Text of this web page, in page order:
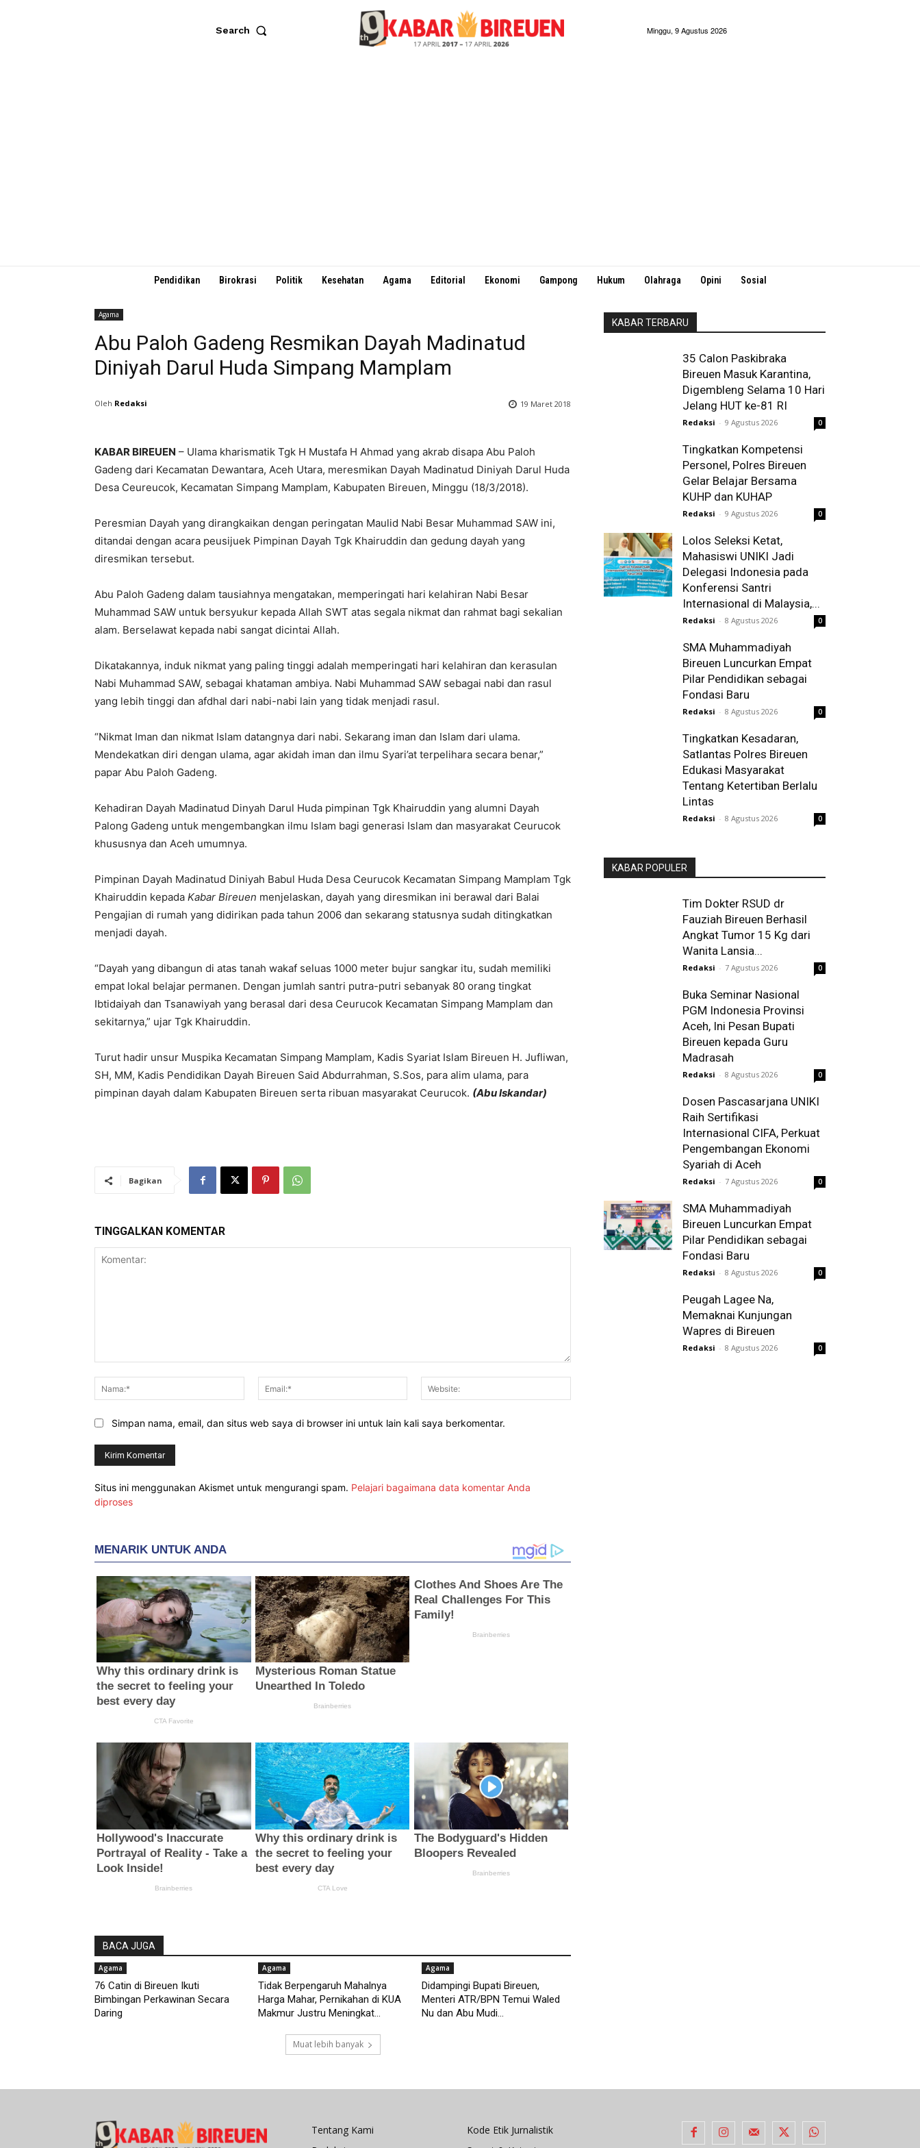
Search Minggu, 9 Agustus 2026
Pendidikan Birokrasi Politik Kesehatan Agama Editorial Ekonomi Gampong Hukum Olahraga Opini Sosial
Agama
Abu Paloh Gadeng Resmikan Dayah Madinatud
Diniyah Darul Huda Simpang Mamplam
Oleh Redaksi 19 Maret 2018
KABAR BIREUEN – Ulama kharismatik Tgk H Mustafa H Ahmad yang akrab disapa Abu Paloh
Gadeng dari Kecamatan Dewantara, Aceh Utara, meresmikan Dayah Madinatud Diniyah Darul Huda
Desa Ceureucok, Kecamatan Simpang Mamplam, Kabupaten Bireuen, Minggu (18/3/2018).
Peresmian Dayah yang dirangkaikan dengan peringatan Maulid Nabi Besar Muhammad SAW ini,
ditandai dengan acara peusijuek Pimpinan Dayah Tgk Khairuddin dan gedung dayah yang
diresmikan tersebut.
Abu Paloh Gadeng dalam tausiahnya mengatakan, memperingati hari kelahiran Nabi Besar
Muhammad SAW untuk bersyukur kepada Allah SWT atas segala nikmat dan rahmat bagi sekalian
alam. Berselawat kepada nabi sangat dicintai Allah.
Dikatakannya, induk nikmat yang paling tinggi adalah memperingati hari kelahiran dan kerasulan
Nabi Muhammad SAW, sebagai khataman ambiya. Nabi Muhammad SAW sebagai nabi dan rasul
yang lebih tinggi dan afdhal dari nabi-nabi lain yang tidak menjadi rasul.
“Nikmat Iman dan nikmat Islam datangnya dari nabi. Sekarang iman dan Islam dari ulama.
Mendekatkan diri dengan ulama, agar akidah iman dan ilmu Syari’at terpelihara secara benar,”
papar Abu Paloh Gadeng.
Kehadiran Dayah Madinatud Dinyah Darul Huda pimpinan Tgk Khairuddin yang alumni Dayah
Palong Gadeng untuk mengembangkan ilmu Islam bagi generasi Islam dan masyarakat Ceurucok
khususnya dan Aceh umumnya.
Pimpinan Dayah Madinatud Diniyah Babul Huda Desa Ceurucok Kecamatan Simpang Mamplam Tgk
Khairuddin kepada Kabar Bireuen menjelaskan, dayah yang diresmikan ini berawal dari Balai
Pengajian di rumah yang didirikan pada tahun 2006 dan sekarang statusnya sudah ditingkatkan
menjadi dayah.
“Dayah yang dibangun di atas tanah wakaf seluas 1000 meter bujur sangkar itu, sudah memiliki
empat lokal belajar permanen. Dengan jumlah santri putra-putri sebanyak 80 orang tingkat
Ibtidaiyah dan Tsanawiyah yang berasal dari desa Ceurucok Kecamatan Simpang Mamplam dan
sekitarnya,” ujar Tgk Khairuddin.
Turut hadir unsur Muspika Kecamatan Simpang Mamplam, Kadis Syariat Islam Bireuen H. Jufliwan,
SH, MM, Kadis Pendidikan Dayah Bireuen Said Abdurrahman, S.Sos, para alim ulama, para
pimpinan dayah dalam Kabupaten Bireuen serta ribuan masyarakat Ceurucok. (Abu Iskandar)
Bagikan
TINGGALKAN KOMENTAR
Nama:*
Email:*
Simpan nama, email, dan situs web saya di browser ini untuk lain kali saya berkomentar.
Situs ini menggunakan Akismet untuk mengurangi spam. Pelajari bagaimana data komentar Anda
diproses
BACA JUGA
Agama
76 Catin di Bireuen Ikuti
Bimbingan Perkawinan Secara
Daring
Agama
Tidak Berpengaruh Mahalnya
Harga Mahar, Pernikahan di KUA
Makmur Justru Meningkat...
Agama
Didampingi Bupati Bireuen,
Menteri ATR/BPN Temui Waled
Nu dan Abu Mudi...
Muat lebih banyak
KABAR TERBARU
35 Calon Paskibraka
Bireuen Masuk Karantina,
Digembleng Selama 10 Hari
Jelang HUT ke-81 RI
Redaksi - 9 Agustus 2026 0
Tingkatkan Kompetensi
Personel, Polres Bireuen
Gelar Belajar Bersama
KUHP dan KUHAP
Redaksi - 9 Agustus 2026 0
Lolos Seleksi Ketat,
Mahasiswi UNIKI Jadi
Delegasi Indonesia pada
Konferensi Santri
Internasional di Malaysia,...
Redaksi - 8 Agustus 2026 0
SMA Muhammadiyah
Bireuen Luncurkan Empat
Pilar Pendidikan sebagai
Fondasi Baru
Redaksi - 8 Agustus 2026 0
Tingkatkan Kesadaran,
Satlantas Polres Bireuen
Edukasi Masyarakat
Tentang Ketertiban Berlalu
Lintas
Redaksi - 8 Agustus 2026 0
KABAR POPULER
Tim Dokter RSUD dr
Fauziah Bireuen Berhasil
Angkat Tumor 15 Kg dari
Wanita Lansia...
Redaksi - 7 Agustus 2026 0
Buka Seminar Nasional
PGM Indonesia Provinsi
Aceh, Ini Pesan Bupati
Bireuen kepada Guru
Madrasah
Redaksi - 8 Agustus 2026 0
Dosen Pascasarjana UNIKI
Raih Sertifikasi
Internasional CIFA, Perkuat
Pengembangan Ekonomi
Syariah di Aceh
Redaksi - 7 Agustus 2026 0
SMA Muhammadiyah
Bireuen Luncurkan Empat
Pilar Pendidikan sebagai
Fondasi Baru
Redaksi - 8 Agustus 2026 0
Peugah Lagee Na,
Memaknai Kunjungan
Wapres di Bireuen
Redaksi - 8 Agustus 2026 0
Tentang Kami
Kode Etik Jurnalistik